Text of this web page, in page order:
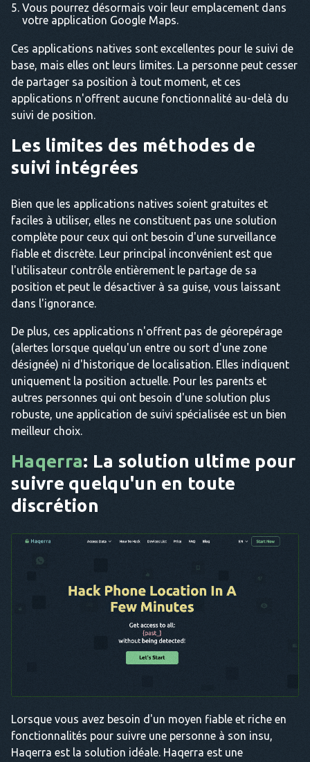
Vous pourrez désormais voir leur emplacement dans
votre application Google Maps.
Ces applications natives sont excellentes pour le suivi de
base, mais elles ont leurs limites. La personne peut cesser
de partager sa position à tout moment, et ces
applications n'offrent aucune fonctionnalité au-delà du
suivi de position.
Les limites des méthodes de
suivi intégrées
Bien que les applications natives soient gratuites et
faciles à utiliser, elles ne constituent pas une solution
complète pour ceux qui ont besoin d'une surveillance
fiable et discrète. Leur principal inconvénient est que
l'utilisateur contrôle entièrement le partage de sa
position et peut le désactiver à sa guise, vous laissant
dans l'ignorance.
De plus, ces applications n'offrent pas de géorepérage
(alertes lorsque quelqu'un entre ou sort d'une zone
désignée) ni d'historique de localisation. Elles indiquent
uniquement la position actuelle. Pour les parents et
autres personnes qui ont besoin d'une solution plus
robuste, une application de suivi spécialisée est un bien
meilleur choix.
Haqerra: La solution ultime pour
suivre quelqu'un en toute
discrétion
Lorsque vous avez besoin d'un moyen fiable et riche en
fonctionnalités pour suivre une personne à son insu,
Haqerra est la solution idéale. Haqerra est une